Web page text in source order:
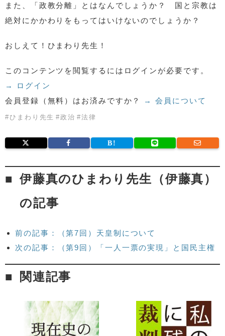
また、「政教分離」とはなんでしょうか？ 国と宗教は
絶対にかかわりをもってはいけないのでしょうか？
おしえて！ひまわり先生！
このコンテンツを閲覧するにはログインが必要です。
→ ログイン
会員登録（無料）はお済みですか？
→ 会員について
#ひまわり先生 #政治 #法律
伊藤真のひまわり先生（伊藤真）
の記事
前の記事：（第7回）天皇制について
次の記事：（第9回）「一人一票の実現」と国民主権
関連記事